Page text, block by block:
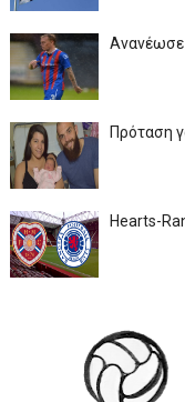
Ανανέωσε
Πρόταση
Hearts-